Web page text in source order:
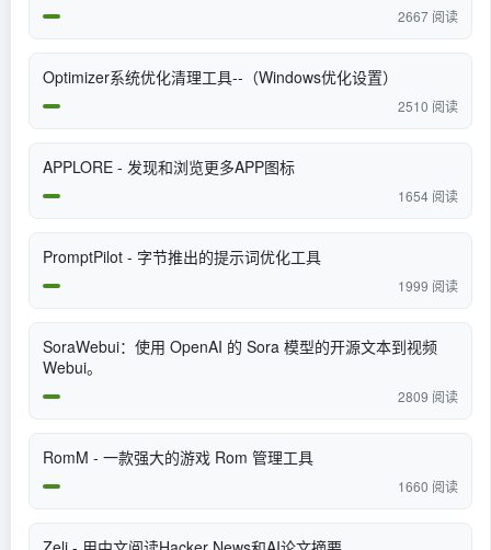
2667 阅读
Optimizer系统优化清理工具--（Windows优化设置）
2510 阅读
APPLORE - 发现和浏览更多APP图标
1654 阅读
PromptPilot - 字节推出的提示词优化工具
1999 阅读
SoraWebui：使用 OpenAI 的 Sora 模型的开源文本到视频
Webui。
2809 阅读
RomM - 一款强大的游戏 Rom 管理工具
1660 阅读